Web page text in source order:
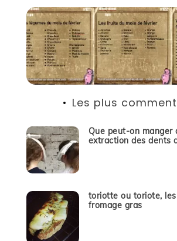
Les plus
Que peut-on manger
extraction des dents
toriotte ou toriote,
fromage gras